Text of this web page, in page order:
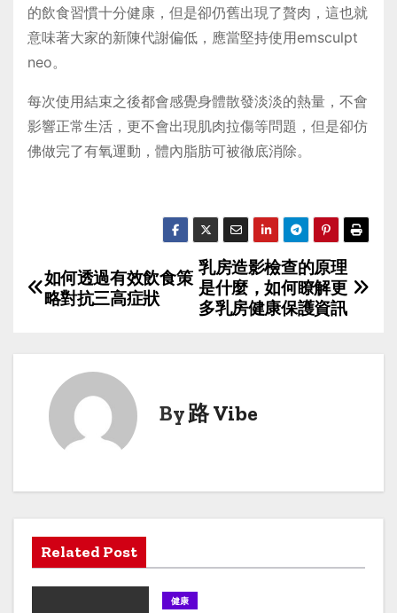
的飲食習慣十分健康，但是卻仍舊出現了贅肉，這也就
意味著大家的新陳代謝偏低，應當堅持使用emsculpt
neo。
每次使用結束之後都會感覺身體散發淡淡的熱量，不會
影響正常生活，更不會出現肌肉拉傷等問題，但是卻仿
佛做完了有氧運動，體內脂肪可被徹底消除。
P
v
g
a
乳房造影檢查的原理
是什麼，如何瞭解更
多乳房健康保護資訊
如何透過有效飲食策
略對抗三高症狀
By路 Vibe
Related Post
健康